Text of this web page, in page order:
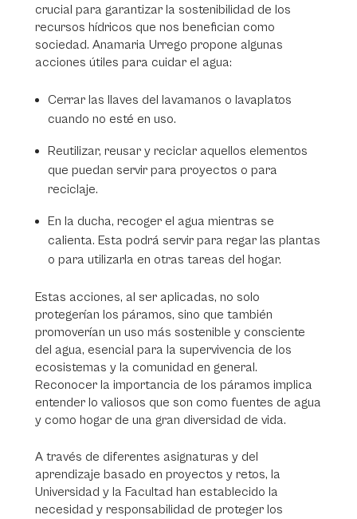
crucial para garantizar la sostenibilidad de los
recursos hídricos que nos benefician como
sociedad. Anamaria Urrego propone algunas
acciones útiles para cuidar el agua:
Cerrar las llaves del lavamanos o lavaplatos
cuando no esté en uso.
Reutilizar, reusar y reciclar aquellos elementos
que puedan servir para proyectos o para
reciclaje.
En la ducha, recoger el agua mientras se
calienta. Esta podrá servir para regar las plantas
o para utilizarla en otras tareas del hogar.
Estas acciones, al ser aplicadas, no solo
protegerían los páramos, sino que también
promoverían un uso más sostenible y consciente
del agua, esencial para la supervivencia de los
ecosistemas y la comunidad en general.
Reconocer la importancia de los páramos implica
entender lo valiosos que son como fuentes de agua
y como hogar de una gran diversidad de vida.
A través de diferentes asignaturas y del
aprendizaje basado en proyectos y retos, la
Universidad y la Facultad han establecido la
necesidad y responsabilidad de proteger los